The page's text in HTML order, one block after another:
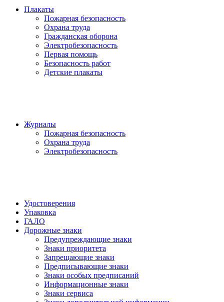
Плакаты
Пожарная безопасность
Охрана труда
Гражданская оборона
Электробезопасность
Первая помощь
Безопасность работ
Детские плакаты
Журналы
Пожарная безопасность
Охрана труда
Электробезопасность
Удостоверения
Упаковка
ГАЛО
Дорожные знаки
Предупреждающие знаки
Знаки приоритета
Запрещающие знаки
Предписывающие знаки
Знаки особых предписаний
Информационные знаки
Знаки сервиса